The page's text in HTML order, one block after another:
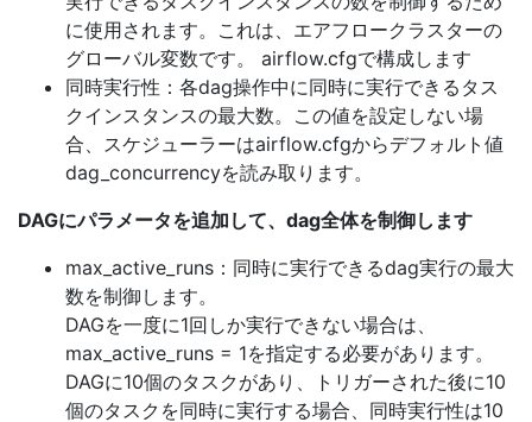
に使用されます。これは、エアフロークラスターの
グローバル変数です。 airflow.cfgで構成します
同時実行性：各dag操作中に同時に実行できるタス
クインスタンスの最大数。この値を設定しない場
合、スケジューラーはairflow.cfgからデフォルト値
dag_concurrencyを読み取ります。
DAGにパラメータを追加して、dag全体を制御します
max_active_runs：同時に実行できるdag実行の最大
数を制御します。
DAGを一度に1回しか実行できない場合は、
max_active_runs = 1を指定する必要があります。
DAGに10個のタスクがあり、トリガーされた後に10
個のタスクを同時に実行する場合、同時実行性は10